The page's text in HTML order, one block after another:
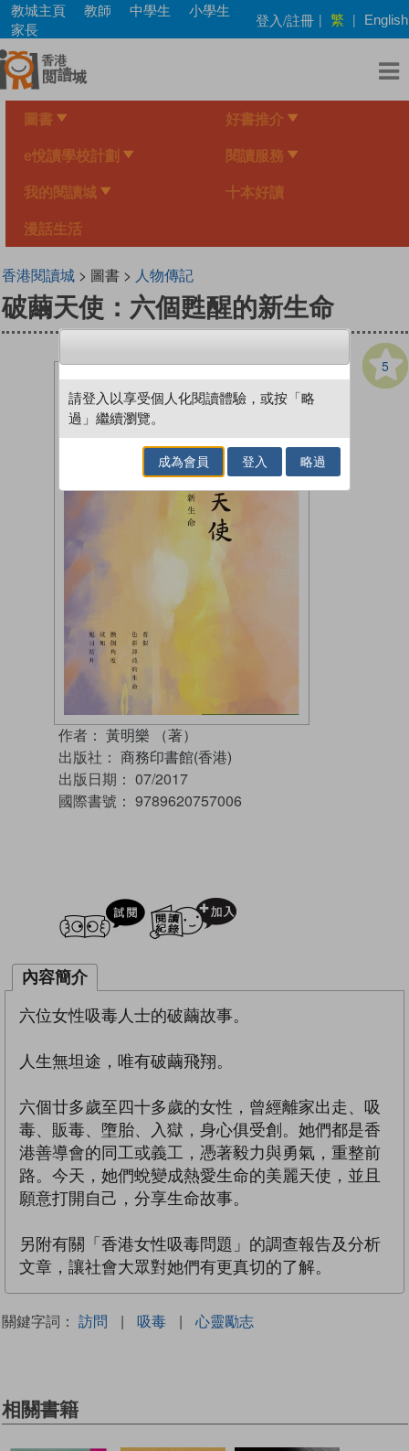
Skip
main
content
教城主頁 教師 中學生
小學生
家長
登入/註冊 | 繁 | English
圖書 好書推介
e悅讀學校計劃 閱讀服務
我的閱讀城 十本好讀
漫話生活
香港閱讀城> 圖書 > 人物傳記
破繭天使：六個甦醒的新生命
5
作者： 黃明樂 （著）
出版社： 商務印書館(香港)
出版日期： 07/2017
國際書號： 9789620757006
試閲
內容簡介
六位女性吸毒人士的破繭故事。
人生無坦途，唯有破繭飛翔。
六個廿多歲至四十多歲的女性，曾經離家出走、吸
毒、販毒、墮胎、入獄，身心俱受創。她們都是香
港善導會的同工或義工，憑著毅力與勇氣，重整前
路。今天，她們蛻變成熱愛生命的美麗天使，並且
願意打開自己，分享生命故事。
另附有關「香港女性吸毒問題」的調查報告及分析
文章，讓社會大眾對她們有更真切的了解。
關鍵字詞： 訪問 | 吸毒 | 心靈勵志
相關書籍
請登入以享受個人化閱讀體驗，或按「略
過」繼續瀏覽。
成為會員 登入 略過